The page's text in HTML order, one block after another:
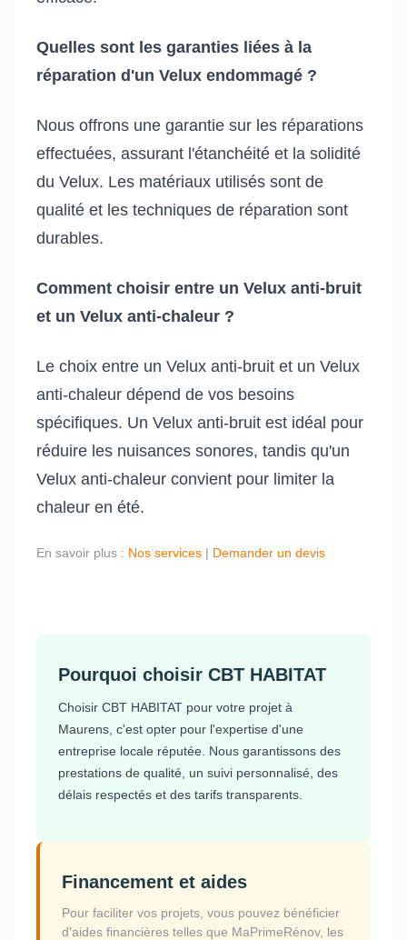
Quelles sont les garanties liées à la
réparation d'un Velux endommagé ?
Nous offrons une garantie sur les réparations
effectuées, assurant l'étanchéité et la solidité
du Velux. Les matériaux utilisés sont de
qualité et les techniques de réparation sont
durables.
Comment choisir entre un Velux anti-bruit
et un Velux anti-chaleur ?
Le choix entre un Velux anti-bruit et un Velux
anti-chaleur dépend de vos besoins
spécifiques. Un Velux anti-bruit est idéal pour
réduire les nuisances sonores, tandis qu'un
Velux anti-chaleur convient pour limiter la
chaleur en été.
En savoir plus : Nos services | Demander un devis
Pourquoi choisir CBT HABITAT
Choisir CBT HABITAT pour votre projet à
Maurens, c'est opter pour l'expertise d'une
entreprise locale réputée. Nous garantissons des
prestations de qualité, un suivi personnalisé, des
délais respectés et des tarifs transparents.
Financement et aides
Pour faciliter vos projets, vous pouvez bénéficier
d'aides financières telles que MaPrimeRénov, les